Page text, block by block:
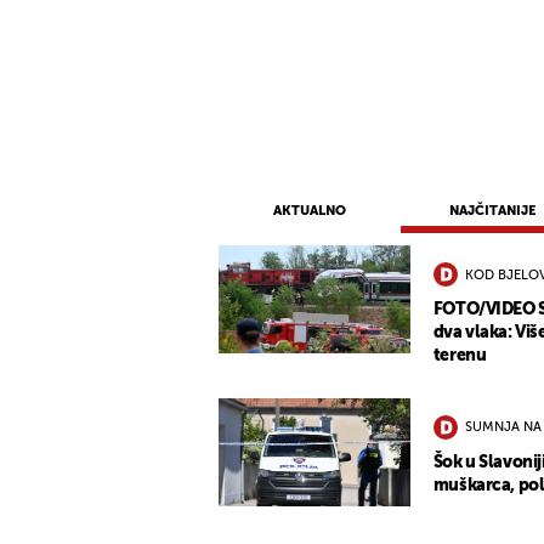
AKTUALNO NAJČITANIJE
KOD
FOTO/
dva vlaka:
terenu
SUMNJA NA
Šok u
muškarca,